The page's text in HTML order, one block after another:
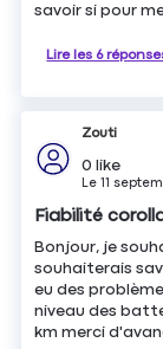
savoir si pour
Lire les 6
Zouti
0 like
Le11
Fiabilité
Bonjour, je
souhaiterais
eu des
niveau des
km merci